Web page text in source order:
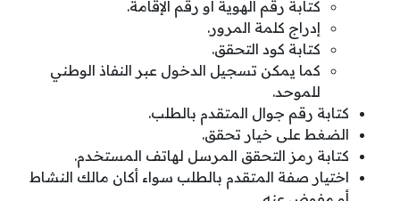
كتابة رقم الهوية أو رقم الإقامة.
إدراج كلمة المرور.
كتابة كود التحقق.
كما يمكن تسجيل الدخول عبر النفاذ الوطني
للموحد.
كتابة رقم جوال المتقدم بالطلب.
الضغط على خيار تحقق.
كتابة رمز التحقق المرسل لهاتف المستخدم.
اختيار صفة المتقدم بالطلب سواء أكان مالك النشاط